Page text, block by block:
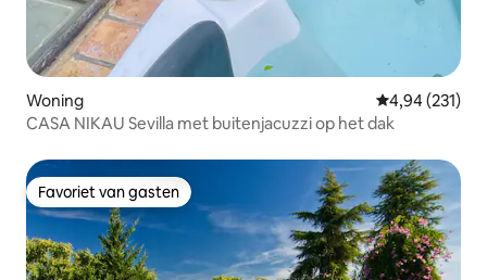
Woning Gemiddelde
4,94 (231)
CASA NIKAU Sevilla met buitenjacuzzi op het dak
Favoriet van gasten
Favoriet van gasten